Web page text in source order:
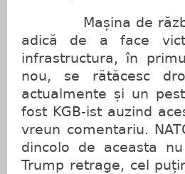
Mașina de război
adică de a face
infrastructura, în
nou, se rătăcesc
actualmente și un
fost KGB-ist auzind
vreun comentariu.
dincolo de aceasta
Trump retrage, cel